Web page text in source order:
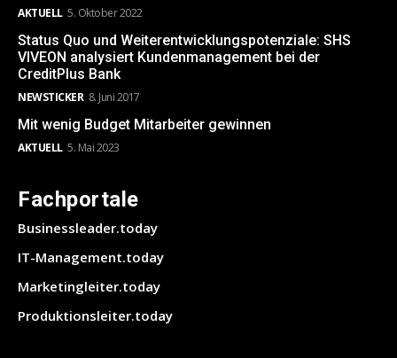
AKTUELL 5. Oktober 2022
Status Quo und Weiterentwicklungspotenziale: SHS
VIVEON analysiert Kundenmanagement bei der
CreditPlus Bank
NEWSTICKER 8. Juni 2017
Mit wenig Budget Mitarbeiter gewinnen
AKTUELL 5. Mai 2023
Fachportale
Businessleader.today
IT-Management.today
Marketingleiter.today
Produktionsleiter.today